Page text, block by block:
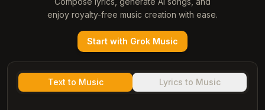
enjoy royalty-free music creation with ease.
Start with Grok Music
Text to Music Lyrics to Music